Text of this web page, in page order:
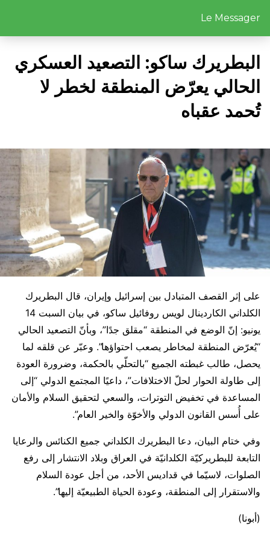
Le Messager
البطريرك ساكو: التصعيد العسكري
الحالي يعرّض المنطقة لخطر لا
تُحمد عقباه
على إثر القصف المتبادل بين إسرائيل وإيران، قال البطريرك
الكلداني الكاردينال لويس روفائيل ساكو، في بيان السبت 14
يونيو: إنّ الوضع في المنطقة “مقلق جدًا”، وبأنّ التصعيد الحالي
“يُعرّض المنطقة لمخاطر يصعب احتواؤها”. وعبّر عن قلقه لما
يحصل، طالب غبطته الجميع “بالتحلّي بالحكمة، وضرورة العودة
إلى طاولة الحوار لحلّ الاختلافات”، داعيًا المجتمع الدولي “إلى
المساعدة في تخفيض التوترات، والسعي لتحقيق السلام والأمان
على أُسس القانون الدولي والأخوّة والخير العام”.
وفي ختام البيان، دعا البطريرك الكلداني جميع الكنائس والرعايا
التابعة للبطريركيّة الكلدانيّة في العراق وبلاد الانتشار إلى رفع
الصلوات، لاسيّما في قداديس الأحد، من أجل عودة السلام
والاستقرار إلى المنطقة، وعودة الحياة الطبيعيّة إليها”.
(أبونا)